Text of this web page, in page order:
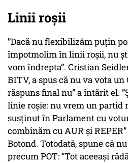
Linii roșii
”Dacă nu flexibilizăm puțin
împotmolim în linii roșii, nu
vom îndrepta”. Cristian
B1TV, a spus că nu va vota un
răspuns final nu” a întărit el.
linie roșie: nu vrem un partid
susținut în Parlament cu
combinăm cu AUR și
Botond. Totodată, spune că
precum POT: ”Tot aceeași